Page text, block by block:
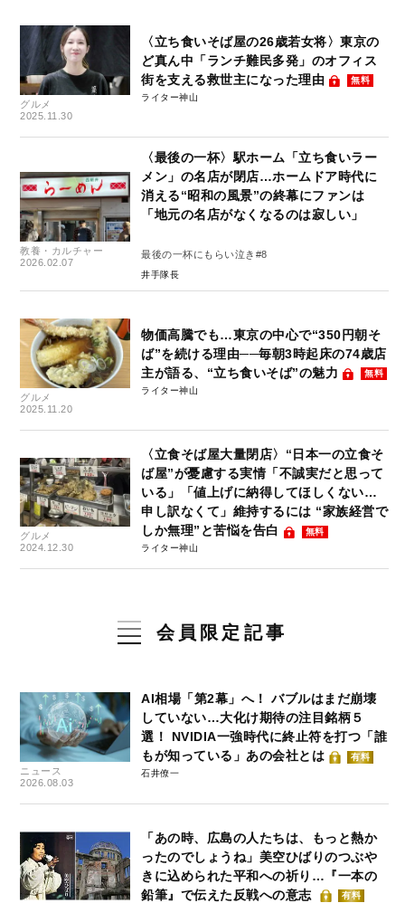
グルメ
2025.11.30
〈立ち食いそば屋の26歳若女将〉東京の
ど真ん中「ランチ難民多発」のオフィス
街を支える救世主になった理由
無料
ライター神山
教養・カルチャー
2026.02.07
〈最後の一杯〉駅ホーム「立ち食いラー
メン」の名店が閉店…ホームドア時代に
消える“昭和の風景”の終幕にファンは
「地元の名店がなくなるのは寂しい」
最後の一杯にもらい泣き#8
井手隊長
グルメ
2025.11.20
物価高騰でも…東京の中心で“350円朝そ
ば”を続ける理由──毎朝3時起床の74歳店
主が語る、“立ち食いそば”の魅力
無料
ライター神山
グルメ
2024.12.30
〈立食そば屋大量閉店〉“日本一の立食そ
ば屋”が憂慮する実情「不誠実だと思って
いる」「値上げに納得してほしくない…
申し訳なくて」維持するには “家族経営で
しか無理”と苦悩を告白
無料
ライター神山
会員限定記事
ニュース
2026.08.03
AI相場「第2幕」へ！ バブルはまだ崩壊
していない…大化け期待の注目銘柄５
選！ NVIDIA一強時代に終止符を打つ「誰
もが知っている」あの会社とは
有料
石井僚一
「あの時、広島の人たちは、もっと熱か
ったのでしょうね」美空ひばりのつぶや
きに込められた平和への祈り…『一本の
鉛筆』で伝えた反戦への意志
有料